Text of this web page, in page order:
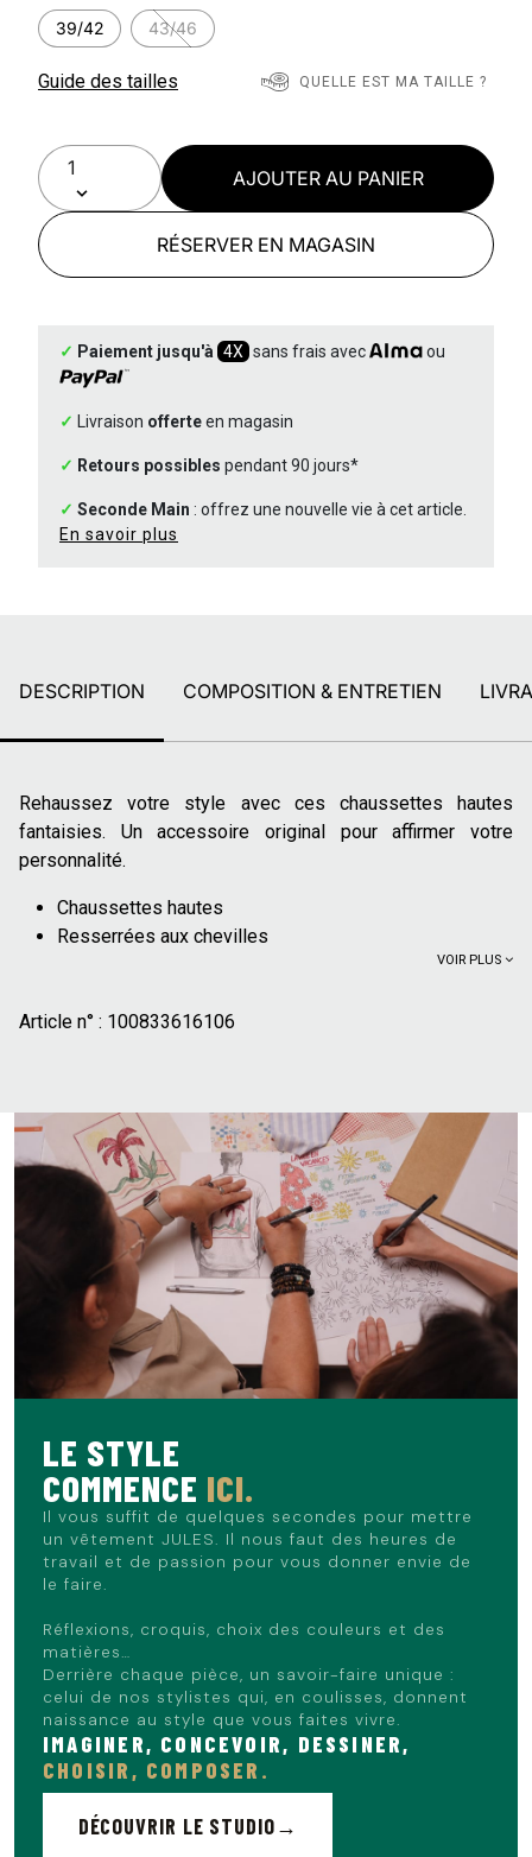
39/42 43/46
Guide des tailles QUELLE EST MA TAILLE ?
AJOUTER AU PANIER
RÉSERVER EN MAGASIN
✓ Paiement jusqu'à 4X sans frais avec ou
✓ Livraison offerteen magasin
✓ Retours possibles pendant 90 jours*
✓ Seconde Main : offrez une nouvelle vie à cet article.
En savoir plus
DESCRIPTION COMPOSITION & ENTRETIEN
Rehaussez votre style avec ces chaussettes hautes
fantaisies. Un accessoire original pour affirmer votre
personnalité.
Chaussettes hautes
Resserrées aux chevilles
produits chimiques de synthèse (pesticides,
VOIR PLUS
Article n° : 100833616106
LE STYLE
COMMENCE ICI.
Il vous suffit de quelques secondes pour mettre
un vêtement JULES. Il nous faut des heures de
travail et de passion pour vous donner envie de
le faire.
Réflexions, croquis, choix des couleurs et des
matières…
Derrière chaque pièce, un savoir-faire unique :
celui de nos stylistes qui, en coulisses, donnent
naissance au style que vous faites vivre.
IMAGINER, CONCEVOIR, DESSINER,
CHOISIR, COMPOSER.
DÉCOUVRIR LE STUDIO